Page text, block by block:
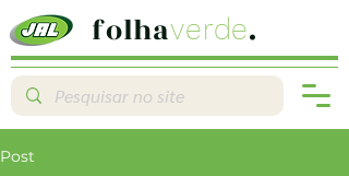
folhaverde.
Post